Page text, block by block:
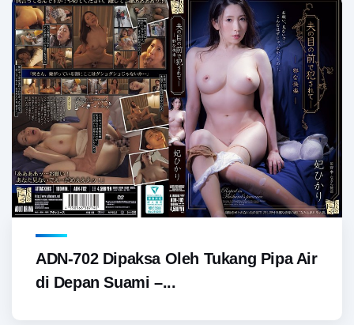
ADN-702 Dipaksa Oleh Tukang Pipa Air
di Depan Suami –...